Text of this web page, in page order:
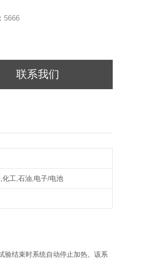
5666
联系我们
化工,石油,电子/电池
验结束时系统自动停止加热。该系